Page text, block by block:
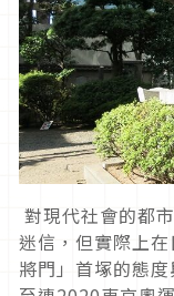
對現代社會的都
迷信，但實際上
將門」首塚的態